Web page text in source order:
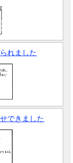
れました
できました